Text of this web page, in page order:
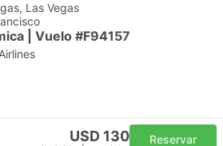
Las Vegas
| Vuelo #F94157
USD 130 Reservar